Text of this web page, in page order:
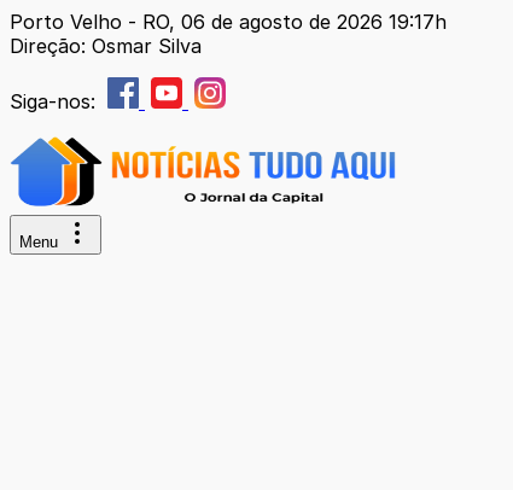
Porto Velho - RO, 06 de agosto de 2026 19:17h
Direção: Osmar Silva
Siga-nos:
Menu